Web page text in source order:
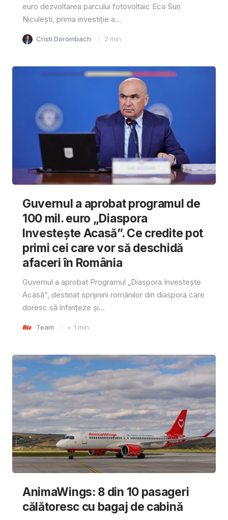
euro dezvoltarea parcului fotovoltaic Eco Sun
Niculești, prima investiție a...
Cristi Dorombach 2 min
Guvernul a aprobat programul de
100 mil. euro „Diaspora
Investește Acasă”. Ce credite pot
primi cei care vor să deschidă
afaceri în România
Guvernul a aprobat Programul „Diaspora Investește
Acasă”, destinat sprijinirii românilor din diaspora care
doresc să înființeze și...
Team < 1 min
AnimaWings: 8 din 10 pasageri
călătoresc cu bagaj de cabină